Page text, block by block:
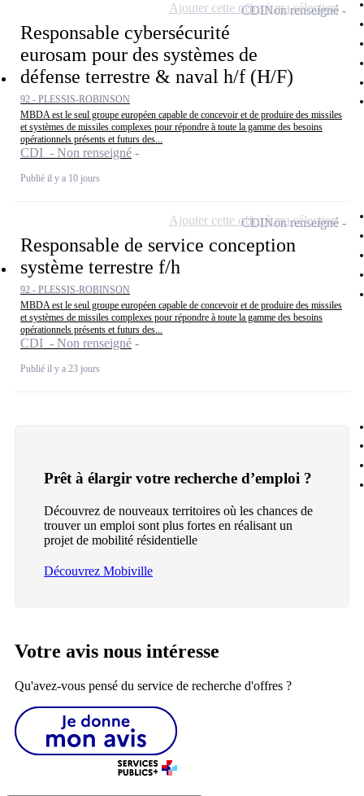
Responsable cybersécurité
eurosam pour des systèmes de
défense terrestre & naval h/f (H/F)
92 - PLESSIS-ROBINSON
MBDA est le seul groupe européen capable de concevoir et de produire des missiles
et systèmes de missiles complexes pour répondre à toute la gamme des besoins
opérationnels présents et futurs des...
CDI - Non renseigné
Publié il y a 10 jours
CDINon renseigné
Ajouter cette offre à ma sélection
Responsable de service conception
système terrestre f/h
92 - PLESSIS-ROBINSON
MBDA est le seul groupe européen capable de concevoir et de produire des missiles
et systèmes de missiles complexes pour répondre à toute la gamme des besoins
opérationnels présents et futurs des...
CDI - Non renseigné
Publié il y a 23 jours
CDINon renseigné
Ajouter cette offre à ma sélection
Prêt à élargir votre recherche d’emploi ?
Découvrez de nouveaux territoires où les chances de
trouver un emploi sont plus fortes en réalisant un
projet de mobilité résidentielle
Découvrez Mobiville
Votre avis nous intéresse
Qu'avez-vous pensé du service de recherche d'offres ?